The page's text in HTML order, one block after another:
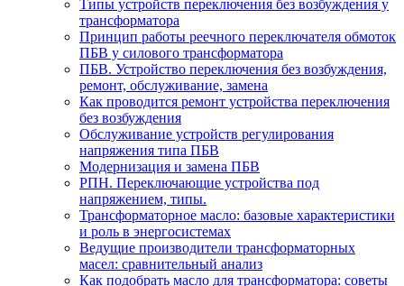
Типы устройств переключения без возбуждения у
трансформатора
Принцип работы реечного переключателя обмоток
ПБВ у силового трансформатора
ПБВ. Устройство переключения без возбуждения,
ремонт, обслуживание, замена
Как проводится ремонт устройства переключения
без возбуждения
Обслуживание устройств регулирования
напряжения типа ПБВ
Модернизация и замена ПБВ
РПН. Переключающие устройства под
напряжением, типы.
Трансформаторное масло: базовые характеристики
и роль в энергосистемах
Ведущие производители трансформаторных
масел: сравнительный анализ
Как подобрать масло для трансформатора: советы